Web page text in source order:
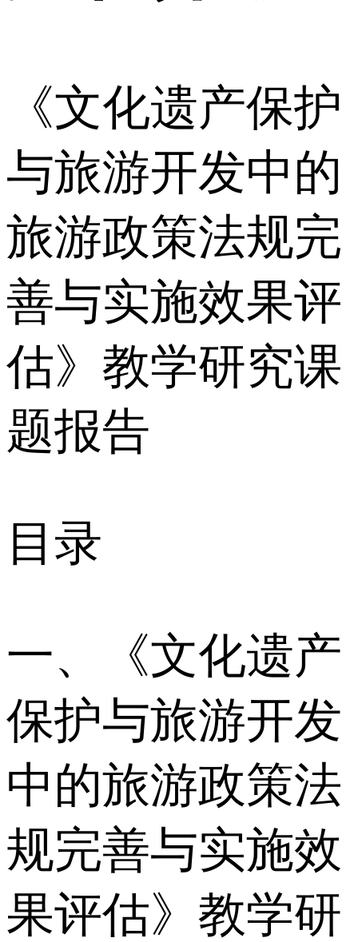
《文化遗产保护
与旅游开发中的
旅游政策法规完
善与实施效果评
估》教学研究课
题报告
目录
一、《文化遗产
保护与旅游开发
中的旅游政策法
规完善与实施效
果评估》教学研